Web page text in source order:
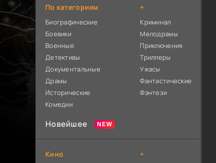
По категориям
Биографические
Боевики
Военные
Детективы
Документальные
Драмы
Исторические
Комедии
+
Криминал
Мелодрамы
Приключения
Триллеры
Ужасы
Фантастические
Фэнтези
Новейшее
Кино +